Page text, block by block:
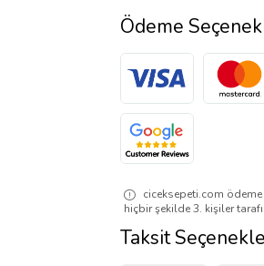
Ödeme
ciceksepeti.com
hiçbir şekilde 3. kişiler
Taksit